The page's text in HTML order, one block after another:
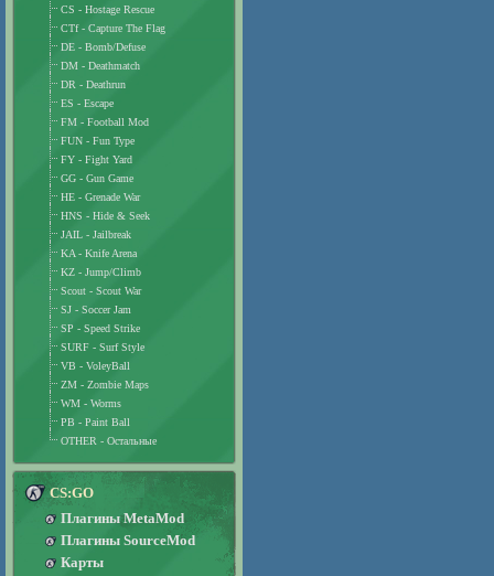
CS - Hostage Rescue
CTf - Capture The Flag
DE - Bomb/Defuse
DM - Deathmatch
DR - Deathrun
ES - Escape
FM - Football Mod
FUN - Fun Type
FY - Fight Yard
GG - Gun Game
HE - Grenade War
HNS - Hide & Seek
JAIL - Jailbreak
KA - Knife Arena
KZ - Jump/Climb
Scout - Scout War
SJ - Soccer Jam
SP - Speed Strike
SURF - Surf Style
VB - VoleyBall
ZM - Zombie Maps
WM - Worms
PB - Paint Ball
OTHER - Остальные
CS:GO
Плагины MetaMod
Плагины SourceMod
Карты